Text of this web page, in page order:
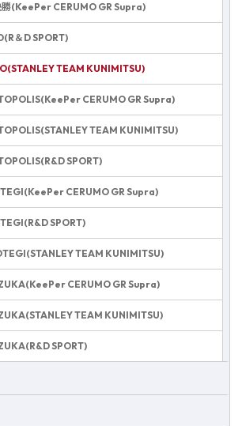
(KeePer CERUMO GR Supra)
＆D SPORT)
TEAM KUNIMITSU)
CERUMO GR Supra)
TEAM KUNIMITSU)
SPORT)
CERUMO GR Supra)
SPORT)
TEAM KUNIMITSU)
CERUMO GR Supra)
TEAM KUNIMITSU)
SPORT)